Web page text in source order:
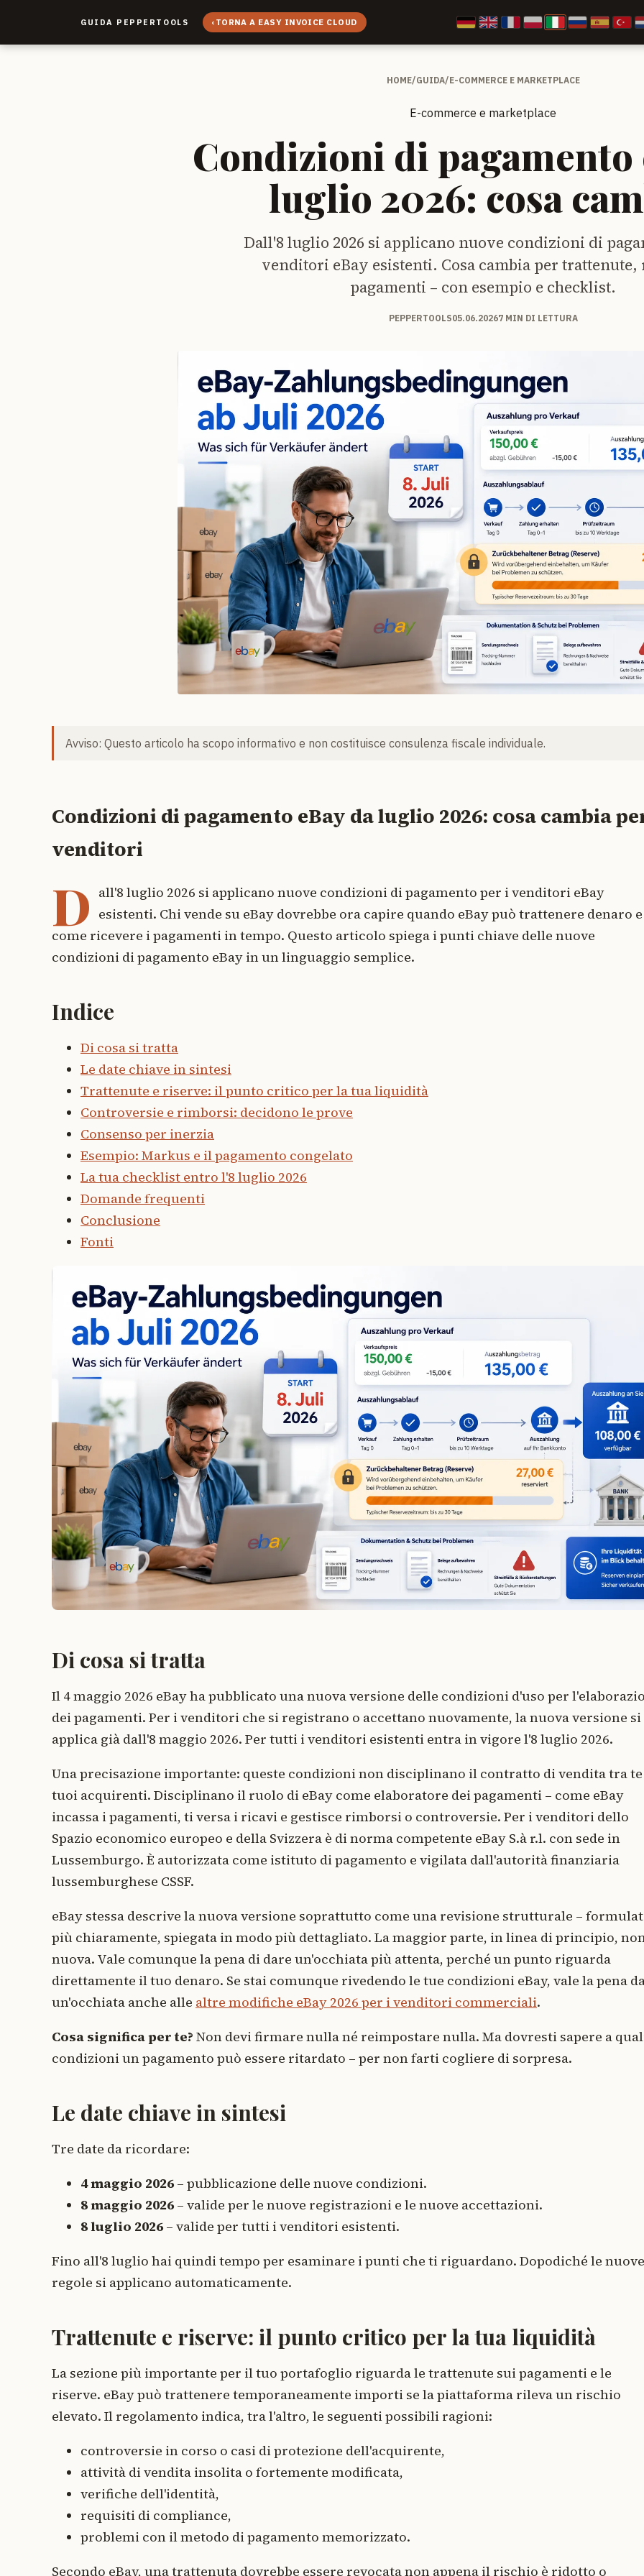
GUIDA PEPPERTOOLS ‹ TORNA A EASY INVOICE CLOUD
HOME/GUIDA/E-COMMERCE E MARKETPLACE
E-commerce e marketplace
Condizioni di pagamento
luglio 2026: cosa
Dall'8 luglio 2026 si applicano nuove condizioni di
venditori eBay esistenti. Cosa cambia per trattenute,
pagamenti – con esempio e checklist.
PEPPERTOOLS05.06.20267 MIN DI LETTURA
Avviso: Questo articolo ha scopo informativo e non costituisce consulenza fiscale individuale.
Condizioni di pagamento eBay da luglio 2026: cosa cambia
venditori
D all'8 luglio 2026 si applicano nuove condizioni di pagamento per i venditori eBay
esistenti. Chi vende su eBay dovrebbe ora capire quando eBay può trattenere denaro e
come ricevere i pagamenti in tempo. Questo articolo spiega i punti chiave delle nuove
condizioni di pagamento eBay in un linguaggio semplice.
Indice
Di cosa si tratta
Le date chiave in sintesi
Trattenute e riserve: il punto critico per la tua liquidità
Controversie e rimborsi: decidono le prove
Consenso per inerzia
Esempio: Markus e il pagamento congelato
La tua checklist entro l'8 luglio 2026
Domande frequenti
Conclusione
Fonti
Di cosa si tratta
Il 4 maggio 2026 eBay ha pubblicato una nuova versione delle condizioni d'uso per
dei pagamenti. Per i venditori che si registrano o accettano nuovamente, la nuova versione si
applica già dall'8 maggio 2026. Per tutti i venditori esistenti entra in vigore l'8 luglio 2026.
Una precisazione importante: queste condizioni non disciplinano il contratto di vendita tra te
tuoi acquirenti. Disciplinano il ruolo di eBay come elaboratore dei pagamenti – come eBay
incassa i pagamenti, ti versa i ricavi e gestisce rimborsi o controversie. Per i venditori dello
Spazio economico europeo e della Svizzera è di norma competente eBay S.à r.l. con sede in
Lussemburgo. È autorizzata come istituto di pagamento e vigilata dall'autorità finanziaria
lussemburghese CSSF.
eBay stessa descrive la nuova versione soprattutto come una revisione strutturale –
più chiaramente, spiegata in modo più dettagliato. La maggior parte, in linea di principio,
nuova. Vale comunque la pena di dare un'occhiata più attenta, perché un punto riguarda
direttamente il tuo denaro. Se stai comunque rivedendo le tue condizioni eBay, vale la pena
un'occhiata anche alle altre modifiche eBay 2026 per i venditori commerciali.
Cosa significa per te? Non devi firmare nulla né reimpostare nulla. Ma dovresti sapere a
condizioni un pagamento può essere ritardato – per non farti cogliere di sorpresa.
Le date chiave in sintesi
Tre date da ricordare:
4 maggio 2026 – pubblicazione delle nuove condizioni.
8 maggio 2026 – valide per le nuove registrazioni e le nuove accettazioni.
8 luglio 2026 – valide per tutti i venditori esistenti.
Fino all'8 luglio hai quindi tempo per esaminare i punti che ti riguardano. Dopodiché le nuove
regole si applicano automaticamente.
Trattenute e riserve: il punto critico per la tua liquidità
La sezione più importante per il tuo portafoglio riguarda le trattenute sui pagamenti e le
riserve. eBay può trattenere temporaneamente importi se la piattaforma rileva un rischio
elevato. Il regolamento indica, tra l'altro, le seguenti possibili ragioni:
controversie in corso o casi di protezione dell'acquirente,
attività di vendita insolita o fortemente modificata,
verifiche dell'identità,
requisiti di compliance,
problemi con il metodo di pagamento memorizzato.
Secondo eBay, una trattenuta dovrebbe essere revocata non appena il rischio è ridotto o